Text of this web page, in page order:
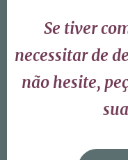
Se tiver
necessitar de
não hesite,